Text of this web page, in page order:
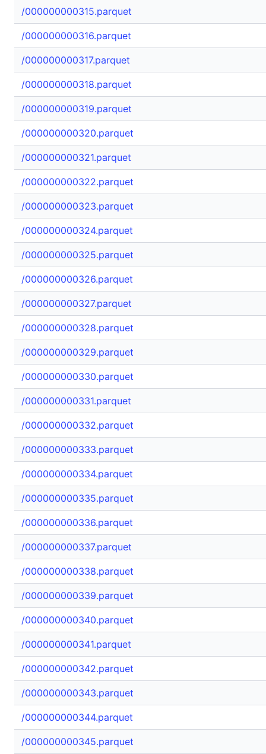
/000000000315.parquet
/000000000316.parquet
/000000000317.parquet
/000000000318.parquet
/000000000319.parquet
/000000000320.parquet
/000000000321.parquet
/000000000322.parquet
/000000000323.parquet
/000000000324.parquet
/000000000325.parquet
/000000000326.parquet
/000000000327.parquet
/000000000328.parquet
/000000000329.parquet
/000000000330.parquet
/000000000331.parquet
/000000000332.parquet
/000000000333.parquet
/000000000334.parquet
/000000000335.parquet
/000000000336.parquet
/000000000337.parquet
/000000000338.parquet
/000000000339.parquet
/000000000340.parquet
/000000000341.parquet
/000000000342.parquet
/000000000343.parquet
/000000000344.parquet
/000000000345.parquet